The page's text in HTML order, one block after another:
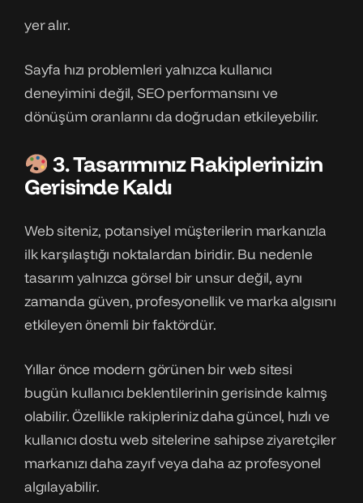
yer alır.
Sayfa hızı problemleri yalnızca kullanıcı
deneyimini değil, SEO performansını ve
dönüşüm oranlarını da doğrudan etkileyebilir.
3. Tasarımınız Rakiplerinizin
Gerisinde Kaldı
Web siteniz, potansiyel müşterilerin markanızla
ilk karşılaştığı noktalardan biridir. Bu nedenle
tasarım yalnızca görsel bir unsur değil, aynı
zamanda güven, profesyonellik ve marka algısını
etkileyen önemli bir faktördür.
Yıllar önce modern görünen bir web sitesi
bugün kullanıcı beklentilerinin gerisinde kalmış
olabilir. Özellikle rakipleriniz daha güncel, hızlı ve
kullanıcı dostu web sitelerine sahipse ziyaretçiler
markanızı daha zayıf veya daha az profesyonel
algılayabilir.